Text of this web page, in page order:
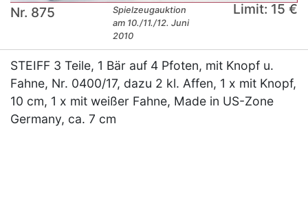
Nr. 875
Spielzeugauktion
am 10./11./12. Juni
2010
Limit: 15 €
STEIFF 3 Teile, 1 Bär auf 4 Pfoten, mit Knopf u.
Fahne, Nr. 0400/17, dazu 2 kl. Affen, 1 x mit Knopf,
10 cm, 1 x mit weißer Fahne, Made in US-Zone
Germany, ca. 7 cm